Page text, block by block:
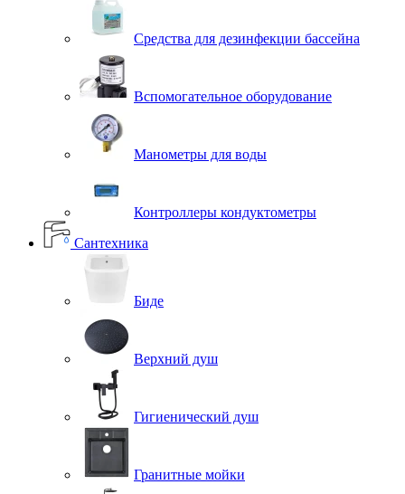
Средства для дезинфекции бассейна
Вспомогательное оборудование
Манометры для воды
Контроллеры кондуктометры
Сантехника
Биде
Верхний душ
Гигиенический душ
Гранитные мойки